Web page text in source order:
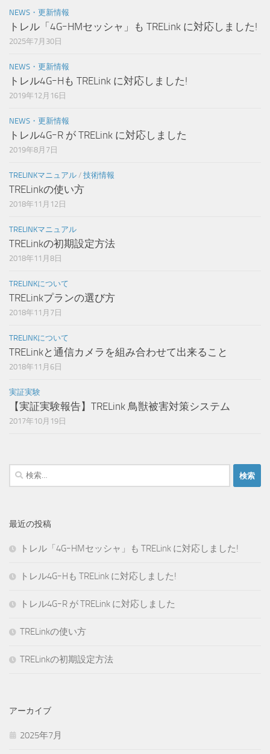
NEWS・更新情報
トレル「4GｰHMセッシャ」も TRELink に対応しました!
2025年7月30日
NEWS・更新情報
トレル4GｰHも TRELink に対応しました!
2019年12月16日
NEWS・更新情報
トレル4GｰR が TRELink に対応しました
2019年8月7日
TRELINKマニュアル / 技術情報
TRELinkの使い方
2018年11月12日
TRELINKマニュアル
TRELinkの初期設定方法
2018年11月8日
TRELINKについて
TRELinkプランの選び方
2018年11月7日
TRELINKについて
TRELinkと通信カメラを組み合わせて出来ること
2018年11月6日
実証実験
【実証実験報告】TRELink 鳥獣被害対策システム
2017年10月19日
検
索:
最近の投稿
トレル「4GｰHMセッシャ」も TRELink に対応しました!
トレル4GｰHも TRELink に対応しました!
トレル4GｰR が TRELink に対応しました
TRELinkの使い方
TRELinkの初期設定方法
アーカイブ
2025年7月